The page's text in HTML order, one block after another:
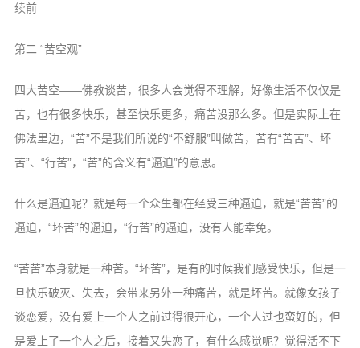
续前
第二 “苦空观”
四大苦空——佛教谈苦，很多人会觉得不理解，好像生活不仅仅是
苦，也有很多快乐，甚至快乐更多，痛苦没那么多。但是实际上在
佛法里边，“苦”不是我们所说的“不舒服”叫做苦，苦有“苦苦”、坏
苦”、“行苦”，“苦”的含义有“逼迫”的意思。
什么是逼迫呢？就是每一个众生都在经受三种逼迫，就是“苦苦”的
逼迫，“坏苦”的逼迫，“行苦”的逼迫，没有人能幸免。
“苦苦”本身就是一种苦。“坏苦”，是有的时候我们感受快乐，但是一
旦快乐破灭、失去，会带来另外一种痛苦，就是坏苦。就像女孩子
谈恋爱，没有爱上一个人之前过得很开心，一个人过也蛮好的，但
是爱上了一个人之后，接着又失恋了，有什么感觉呢？觉得活不下